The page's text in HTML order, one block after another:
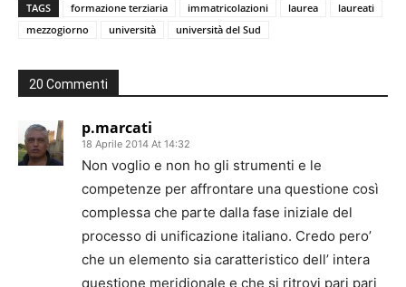
TAGS formazione terziaria immatricolazioni laurea
laureati
mezzogiorno
università università del Sud
20 Commenti
p.marcati
18 Aprile 2014 At 14:32
Non voglio e non ho gli strumenti e le
competenze per affrontare una questione così
complessa che parte dalla fase iniziale del
processo di unificazione italiano. Credo pero’
che un elemento sia caratteristico dell’ intera
questione meridionale e che si ritrovi pari pari